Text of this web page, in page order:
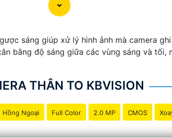
để bảo vệ và giám sát nhà ở, cửa hàng
sáng giúp xử lý hình ảnh mà camera
bằng độ sáng giữa các vùng sáng và tối,
THÂN TO KBVISION
Hồng Ngoại Full Color 2.0 MP CMOS